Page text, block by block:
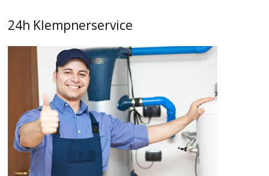
24h Klempnerservice